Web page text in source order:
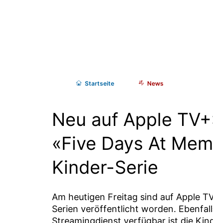
Startseite News
Neu auf Apple
«Five Days At
Kinder-Serie
Am heutigen Freitag sind auf Apple
Serien veröffentlicht worden.
Streamingdienst verfügbar ist die